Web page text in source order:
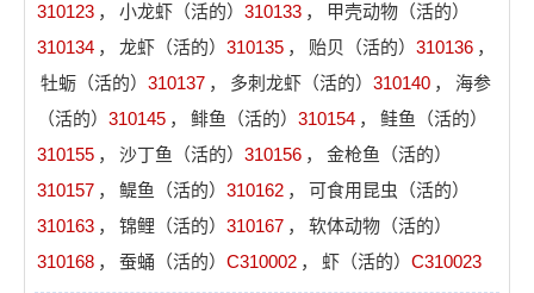
310123 ， 小龙虾（活的） 310133 ，
甲壳动物（活的）
310134 ， 龙虾（活的） 310135 ， 贻贝（活的） 310136 ，
牡蛎（活的） 310137 ， 多刺龙虾（活的） 310140 ，
海参
（活的） 310145 ， 鲱鱼（活的） 310154 ，
鲑鱼（活的）
310155 ， 沙丁鱼（活的） 310156 ，
金枪鱼（活的）
310157 ， 鳀鱼（活的） 310162 ，
可食用昆虫（活的）
310163 ， 锦鲤（活的） 310167 ，
软体动物（活的）
310168 ， 蚕蛹（活的） C310002 ， 虾（活的） C310023